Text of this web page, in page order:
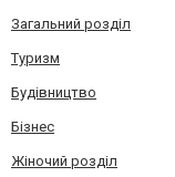
Загальний розділ
Туризм
Будівництво
Бізнес
Жіночий розділ